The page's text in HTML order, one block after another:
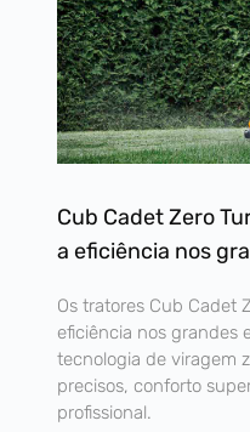
Cub Cadet Zero
a eficiência nos
Os tratores Cub Cadet
eficiência nos grandes
tecnologia de viragem
precisos, conforto
profissional.